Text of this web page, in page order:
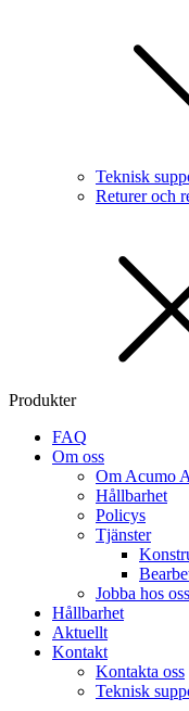
Teknisk
Returer och
Produkter
FAQ
Om oss
Om Acumo
Hållbarhet
Policys
Tjänster
Jobba hos oss
Hållbarhet
Aktuellt
Kontakt
Kontakta oss
Teknisk